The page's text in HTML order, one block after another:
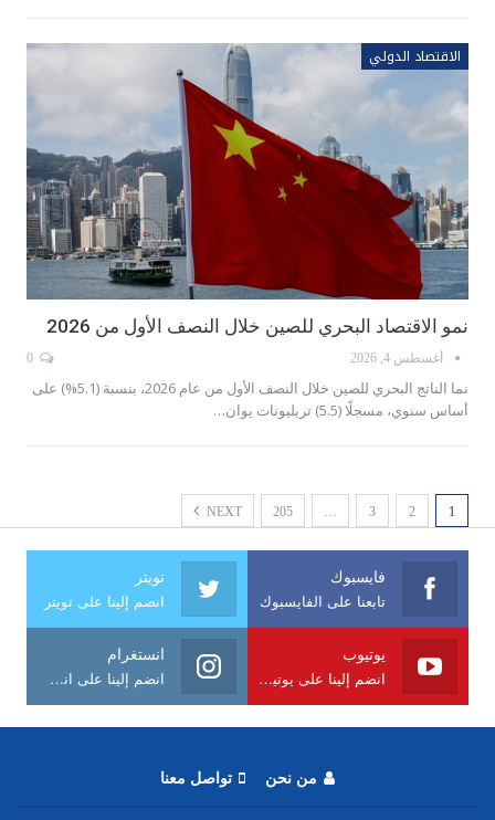
الاقتصاد الدولي
نمو الاقتصاد البحري للصين خلال النصف الأول من 2026
أغسطس 4, 2026
نما الناتج البحري للصين خلال النصف الأول من عام 2026، بنسبة (5.1%) على
أساس سنوي، مسجلًا (5.5) تريليونات يوان…
1
2
3
205
NEXT
فايسبوك
تابعنا على الفايسبوك
تويتر
انضم إلينا على تويتر
يوتيوب
انضم إلينا على يوتيوب
انستغرام
انضم إلينا على انستغرام
من نحن تواصل معنا